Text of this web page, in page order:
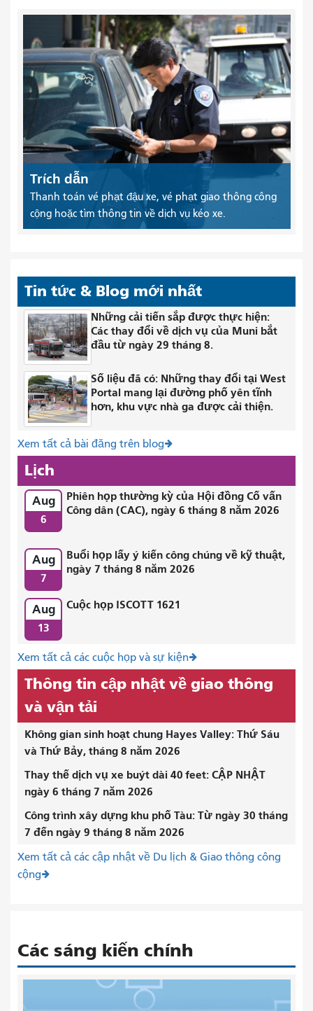
Trích dẫn
Thanh toán vé phạt đậu xe, vé phạt giao thông công
cộng hoặc tìm thông tin về dịch vụ kéo xe.
Tin tức & Blog mới nhất
Những cải tiến sắp được thực hiện:
Các thay đổi về dịch vụ của Muni bắt
đầu từ ngày 29 tháng 8.
Số liệu đã có: Những thay đổi tại West
Portal mang lại đường phố yên tĩnh
hơn, khu vực nhà ga được cải thiện.
Xem tất cả bài đăng trên blog
Lịch
Aug
6
Phiên họp thường kỳ của Hội đồng Cố vấn
Công dân (CAC), ngày 6 tháng 8 năm 2026
Aug
7
Buổi họp lấy ý kiến ​​công chúng về kỹ thuật,
ngày 7 tháng 8 năm 2026
Aug
13
Cuộc họp ISCOTT 1621
Xem tất cả các cuộc họp và sự kiện
Thông tin cập nhật về giao thông
và vận tải
Không gian sinh hoạt chung Hayes Valley: Thứ Sáu
và Thứ Bảy, tháng 8 năm 2026
Thay thế dịch vụ xe buýt dài 40 feet: CẬP NHẬT
ngày 6 tháng 7 năm 2026
Công trình xây dựng khu phố Tàu: Từ ngày 30 tháng
7 đến ngày 9 tháng 8 năm 2026
Xem tất cả các cập nhật về Du lịch & Giao thông công
cộng
Các sáng kiến ​​chính